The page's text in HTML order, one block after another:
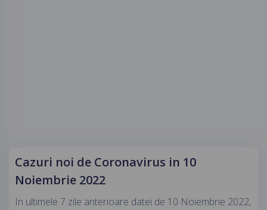
Cazuri noi de Coronavirus in 10
Noiembrie 2022
In ultimele 7 zile anterioare datei de 10 Noiembrie 2022,